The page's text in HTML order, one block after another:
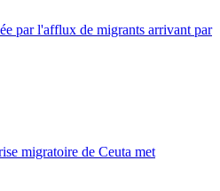
par l'afflux de migrants arrivant par
migratoire de Ceuta met